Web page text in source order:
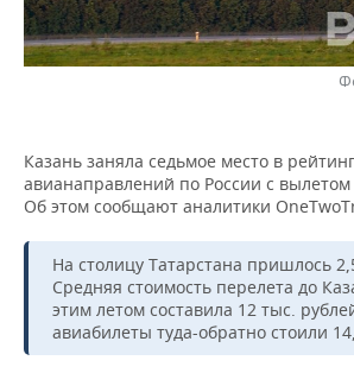
ЭНЕРГЕТИКА
ТЕЛЕКОММУНИКАЦИИ
БИЗНЕС-БРАНЧИ
ОТКРЫТАЯ ЛЕКЦИЯ
ФУТБОЛ
БАСКЕТБОЛ
ВОЛЕЙБОЛ
КИБЕРСПОРТ
ФИГУРНОЕ КАТАНИЕ
НОВОСТИ ОБЩЕСТВА
ИНФРАСТРУКТУРА
ИСТОРИЯ
КУЛЬТУРА
МЕДИЦИНА
ФОТОГАЛЕРЕЯ
СПРАВОЧНИК
СПИСОК ПЕРСОН
СПИСОК КОМПАНИЙ
ПОЛНАЯ ВЕРСИЯ
Казань заняла седьмое место в
авианаправлений по России с вылетом
Об этом сообщают аналитики
На столицу Татарстана пришлось
Средняя стоимость перелета до
этим летом составила 12 тыс.
авиабилеты туда-обратно стоили